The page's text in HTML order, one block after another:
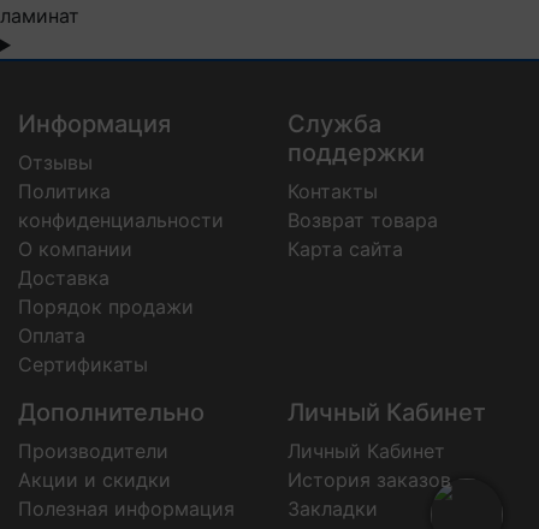
ламинат
Информация
Отзывы
Политика
конфиденциальности
О компании
Доставка
Порядок продажи
Оплата
Сертификаты
Служба
поддержки
Контакты
Возврат товара
Карта сайта
Дополнительно
Производители
Акции и скидки
Полезная информация
Личный Кабинет
Личный Кабинет
История заказов
Закладки